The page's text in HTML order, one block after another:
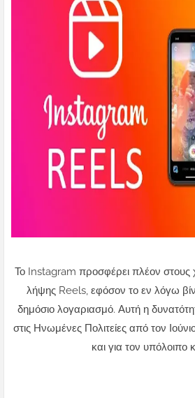
Το Instagram προσφέρει πλέον στους
λήψης Reels, εφόσον το εν λόγω
δημόσιο λογαριασμό. Αυτή η
στις Ηνωμένες Πολιτείες από τον
και για τον υπόλοιπο